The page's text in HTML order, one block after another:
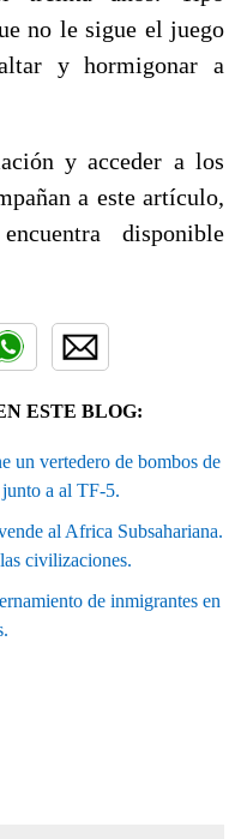
no le sigue el juego
y hormigonar a
y acceder a los
a este artículo,
disponible
ESTE BLOG:
un vertedero de bombos de
a al TF-5.
al Africa Subsahariana.
civilizaciones.
de inmigrantes en